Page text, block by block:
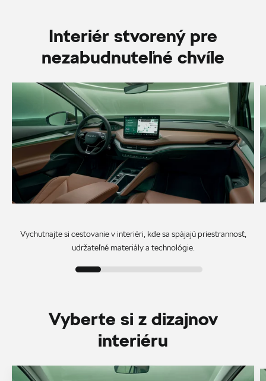
Interiér stvorený pre
nezabudnuteľné chvíle
Vychutnajte si cestovanie v interiéri, kde sa spájajú priestrannosť,
udržateľné materiály a technológie.
Vyberte si z dizajnov
interiéru